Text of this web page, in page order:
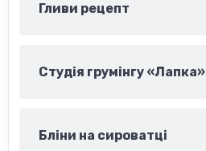
Гливи рецепт
Студія грумінгу «Лапка»
Бліни на сироватці